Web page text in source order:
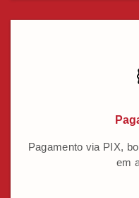
Pagamento via PIX,
em